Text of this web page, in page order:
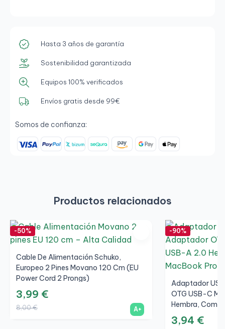
Hasta 3 años de garantía
Sostenibilidad garantizada
Equipos 100% verificados
Envíos gratis desde 99€
Somos de confianza:
Productos relacionados
-50%
Cable De Alimentación Schuko,
Europeo 2 Pines Movano 120 Cm (EU
Power Cord 2 Prongs)
3,99 €
8,00 € A+
-90%
Adaptador
OTG USB-C
Hembra,
Pro, Samsung
3,94 €